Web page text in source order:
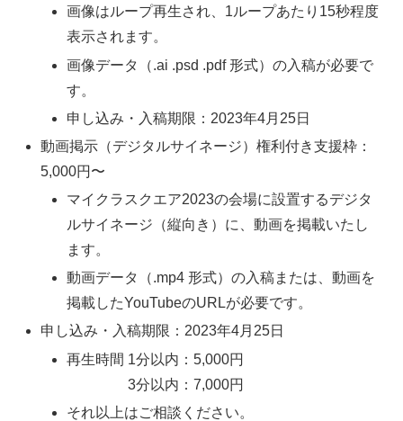
画像はループ再生され、1ループあたり15秒程度
表示されます。
画像データ（.ai .psd .pdf 形式）の入稿が必要で
す。
申し込み・入稿期限：2023年4月25日
動画掲示（デジタルサイネージ）権利付き支援枠：
5,000円〜
マイクラスクエア2023の会場に設置するデジタ
ルサイネージ（縦向き）に、動画を掲載いたし
ます。
動画データ（.mp4 形式）の入稿または、動画を
掲載したYouTubeのURLが必要です。
申し込み・入稿期限：2023年4月25日
再生時間 1分以内：5,000円
3分以内：7,000円
それ以上はご相談ください。